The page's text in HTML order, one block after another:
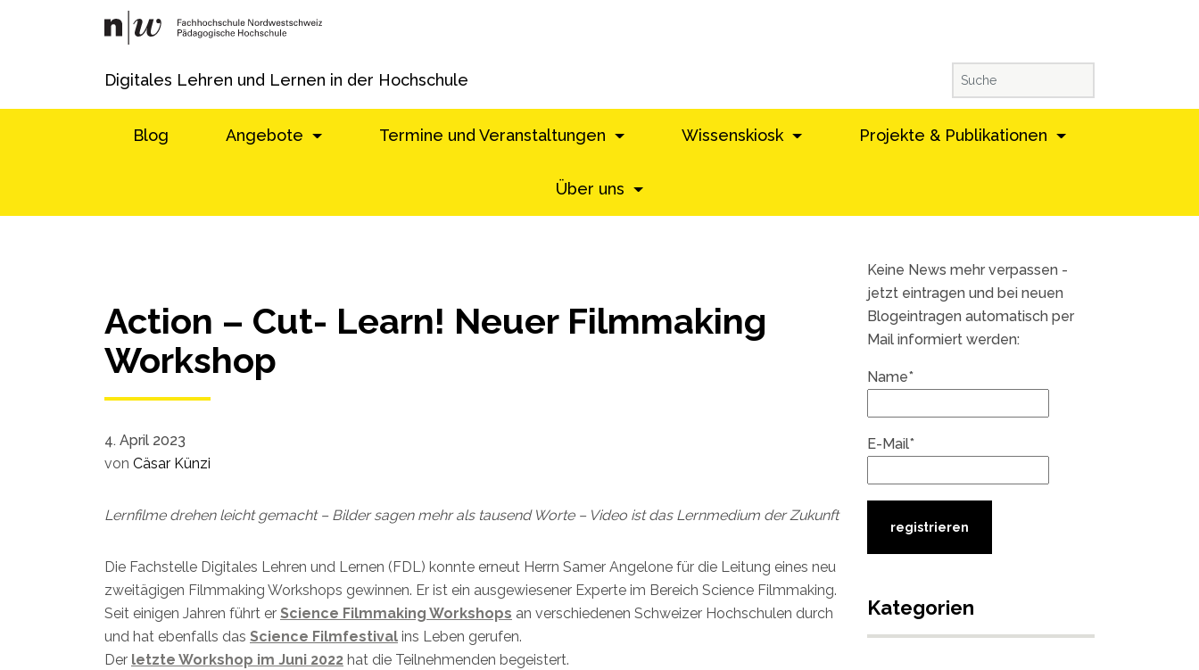
Digitales Lehren und Lernen in der Hochschule
Blog Angebote Termine und Veranstaltungen Wissenskiosk Projekte & Publikationen
Über uns
Action – Cut- Learn! Neuer Filmmaking
Workshop
4. April 2023
von Cäsar Künzi
Lernfilme drehen leicht gemacht – Bilder sagen mehr als tausend Worte – Video ist das Lernmedium der Zukunft
Die Fachstelle Digitales Lehren und Lernen (FDL) konnte erneut Herrn Samer Angelone für die Leitung eines neu
zweitägigen Filmmaking Workshops gewinnen. Er ist ein ausgewiesener Experte im Bereich Science Filmmaking.
Seit einigen Jahren führt er Science Filmmaking Workshops an verschiedenen Schweizer Hochschulen durch
und hat ebenfalls das Science Filmfestival ins Leben gerufen.
Der letzte Workshop im Juni 2022 hat die Teilnehmenden begeistert.
Keine News mehr verpassen -
jetzt eintragen und bei neuen
Blogeintragen automatisch per
Mail informiert werden:
Name*
E-Mail*
Kategorien